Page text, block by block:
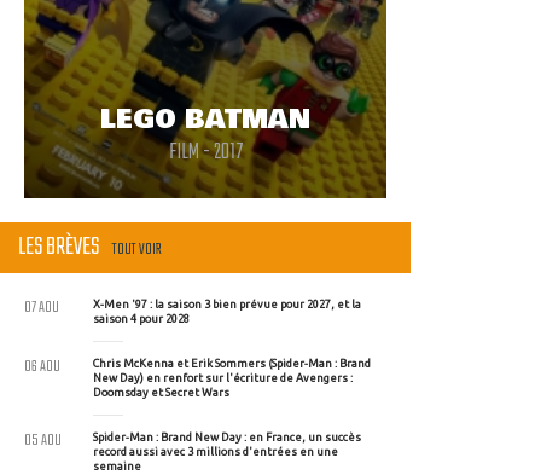
LEGO BATMAN
FILM - 2017
LES BRÈVES TOUT VOIR
X-Men '97 : la saison 3 bien prévue pour 2027, et la
saison 4 pour 2028
07 AOU
Chris McKenna et Erik Sommers (Spider-Man : Brand
New Day) en renfort sur l'écriture de Avengers :
Doomsday et Secret Wars
06 AOU
Spider-Man : Brand New Day : en France, un succès
record aussi avec 3 millions d'entrées en une
semaine
05 AOU